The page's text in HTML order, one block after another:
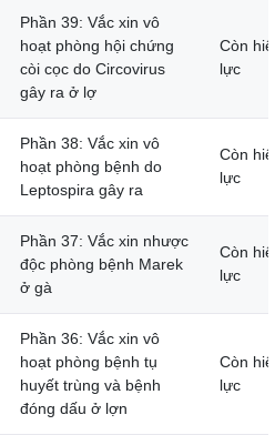
Phần 39: Vắc xin vô
hoạt phòng hội chứng
còi cọc do Circovirus
gây ra ở lợ
Còn
lực
Phần 38: Vắc xin vô
hoạt phòng bệnh do
Leptospira gây ra
Còn
lực
Phần 37: Vắc xin nhược
độc phòng bệnh Marek
ở gà
Còn
lực
Phần 36: Vắc xin vô
hoạt phòng bệnh tụ
huyết trùng và bệnh
đóng dấu ở lợn
Còn
lực